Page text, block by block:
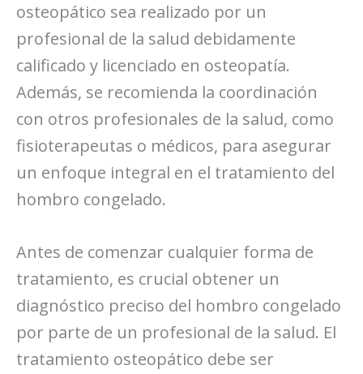
osteopático sea realizado por un
profesional de la salud debidamente
calificado y licenciado en osteopatía.
Además, se recomienda la coordinación
con otros profesionales de la salud, como
fisioterapeutas o médicos, para asegurar
un enfoque integral en el tratamiento del
hombro congelado.
Antes de comenzar cualquier forma de
tratamiento, es crucial obtener un
diagnóstico preciso del hombro congelado
por parte de un profesional de la salud. El
tratamiento osteopático debe ser